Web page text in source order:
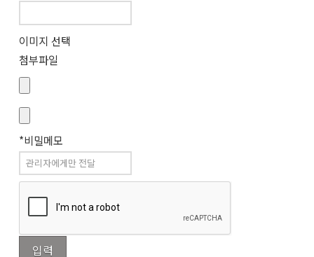
이미지 선택
첨부파일
*비밀메모